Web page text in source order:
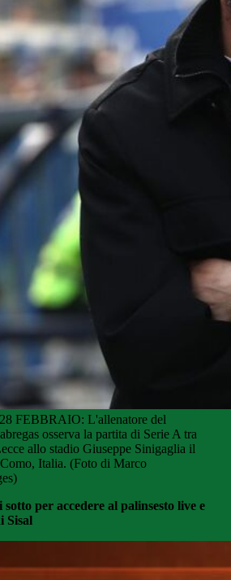
FEBBRAIO: L'allenatore del
osserva la partita di Serie A tra
allo stadio Giuseppe Sinigaglia il
Italia. (Foto di Marco
per accedere al palinsesto live e
Sisal